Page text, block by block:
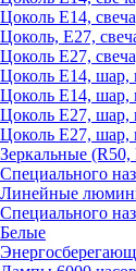
Цоколь Е14,
Цоколь, Е27,
Цоколь Е27,
Цоколь Е14, шар,
Цоколь Е14, шар,
Цоколь Е27, шар,
Цоколь Е27, шар,
Зеркальные
Специального
Линейные
Специального
Белые